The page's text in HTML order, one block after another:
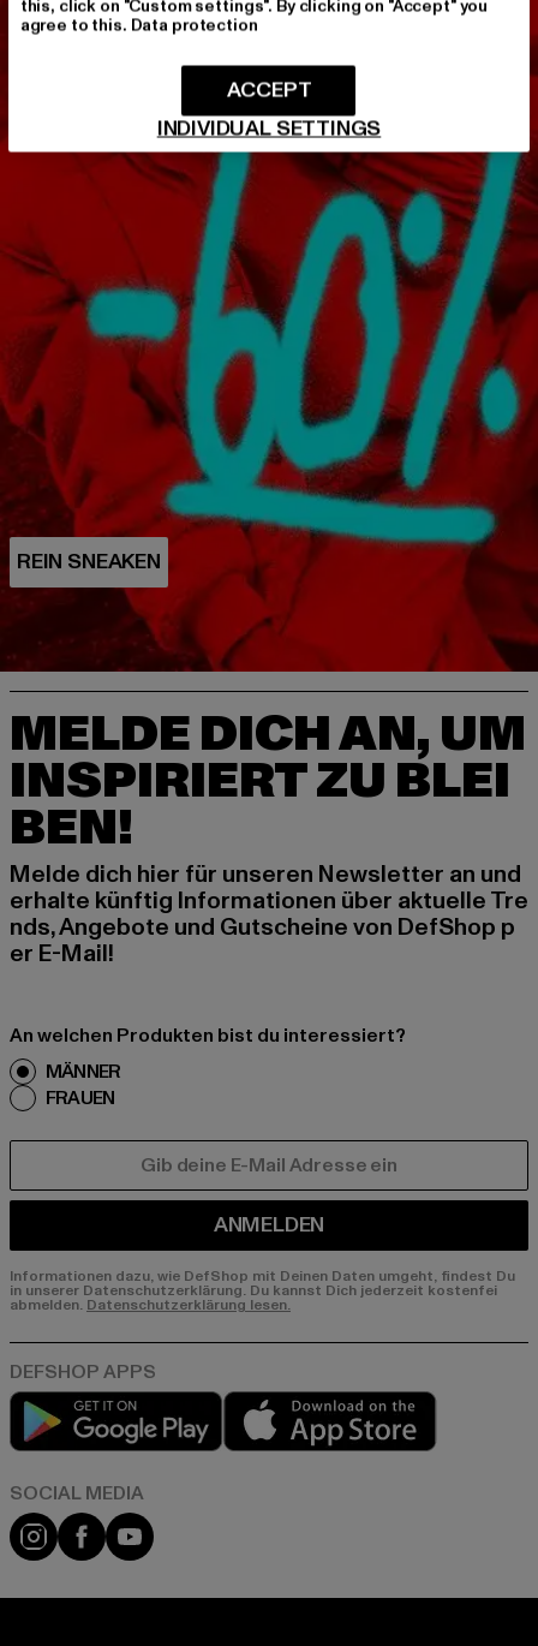
MELDE DICH AN, UM
INSPIRIERT ZU BLEI
BEN!
Melde dich hier für unseren Newsletter an und
erhalte künftig Informationen über aktuelle Tre
nds, Angebote und Gutscheine von DefShop p
er E-Mail!
An welchen Produkten bist du interessiert?
MÄNNER
FRAUEN
ANMELDEN
Informationen dazu, wie DefShop mit Deinen Daten umgeht, findest Du
in unserer Datenschutzerklärung. Du kannst Dich jederzeit kostenfei
abmelden. Datenschutzerklärung lesen.
Play market
Instagram
FacebookYouTube
this, click on "Custom settings". By clicking on "Accept" you
agree to this. Data protection
INDIVIDUAL SETTINGS
ACCEPT